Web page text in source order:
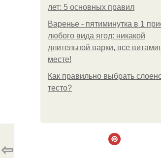
лет: 5 основных правил
Варенье - пятиминутка в 1
любого вида ягод: никакой
длительной варки, все
месте!
Как правильно выбрать
тесто?
⇦